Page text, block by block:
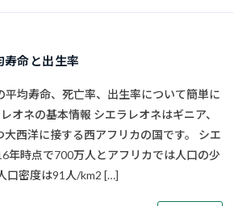
寿命と出生率
平均寿命、死亡率、出生率について簡単に
オネの基本情報 シエラレオネはギニア、
大西洋に接する西アフリカの国です。 シエ
年時点で700万人とアフリカでは人口の少
口密度は91人/km2 […]